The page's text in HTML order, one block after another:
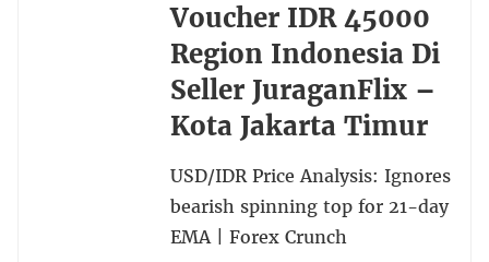
Voucher IDR 45000
Region Indonesia Di
Seller JuraganFlix –
Kota Jakarta Timur
USD/IDR Price Analysis: Ignores
bearish spinning top for 21-day
EMA | Forex Crunch